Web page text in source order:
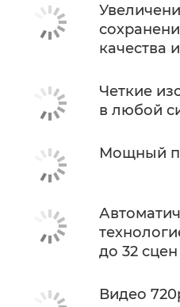
качества
Четкие
в любой
Мощный
до 32 сцен
Видео